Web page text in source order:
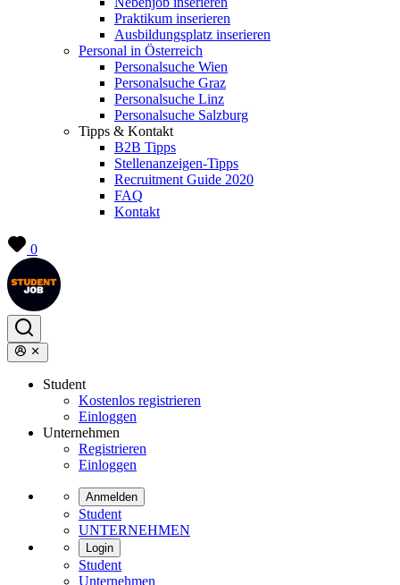
Praktikum inserieren
Ausbildungsplatz inserieren
Personal in Österreich
Personalsuche Wien
Personalsuche Graz
Personalsuche Linz
Personalsuche Salzburg
Tipps & Kontakt
B2B Tipps
Stellenanzeigen-Tipps
Recruitment Guide 2020
FAQ
Kontakt
0
Student
Kostenlos registrieren
Einloggen
Unternehmen
Registrieren
Einloggen
Anmelden
Student
UNTERNEHMEN
Login
Student
Unternehmen